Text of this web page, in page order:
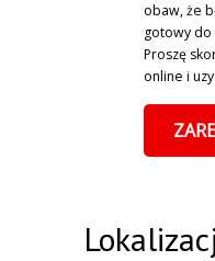
obaw, że
gotowy do
Proszę
online i